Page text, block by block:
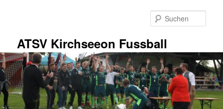
ATSV Kirchseeon Fussball